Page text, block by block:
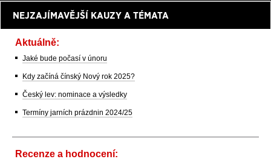
NEJZAJÍMAVĚJŠÍ KAUZY A TÉMATA
Aktuálně:
Jaké bude počasí v únoru
Kdy začíná čínský Nový rok 2025?
Český lev: nominace a výsledky
Termíny jarních prázdnin 2024/25
Recenze a hodnocení: